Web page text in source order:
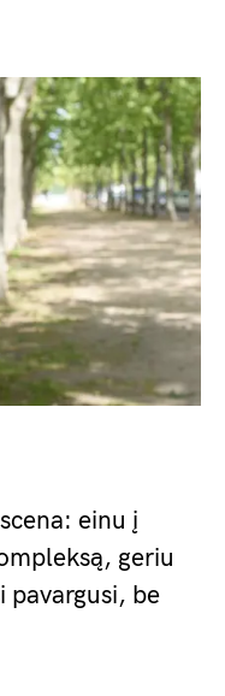
einu į
geriu
pavargusi, be